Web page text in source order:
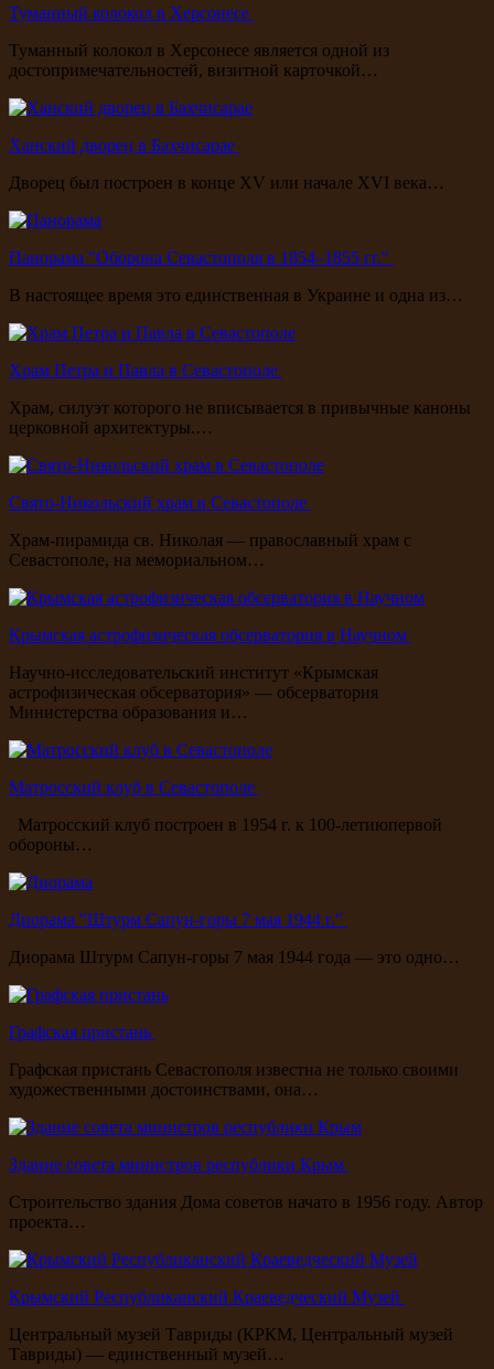
Туманный колокол в Херсонесе
Туманный колокол в Херсонесе является одной из
достопримечательностей, визитной карточкой…
Ханский дворец в Бахчисарае
Дворец был построен в конце XV или начале XVI века…
Панорама "Оборона Севастополя в 1854–1855 гг."
В настоящее время это единственная в Украине и одна из…
Храм Петра и Павла в Севастополе
Храм, силуэт которого не вписывается в привычные каноны
церковной архитектуры.…
Свято-Никольский храм в Севастополе
Храм-пирамида св. Николая — православный храм с
Севастополе, на мемориальном…
Крымская астрофизическая обсерватория в Научном
Научно-исследовательский институт «Крымская
астрофизическая обсерватория» — обсерватория
Министерства образования и…
Матросский клуб в Севастополе
Матросский клуб построен в 1954 г. к 100-летиюпервой
обороны…
Диорама "Штурм Сапун-горы 7 мая 1944 г."
Диорама Штурм Сапун-горы 7 мая 1944 года — это одно…
Графская пристань
Графская пристань Севастополя известна не только своими
художественными достоинствами, она…
Здание совета министров республики Крым
Строительство здания Дома советов начато в 1956 году. Автор
проекта…
Крымский Республиканский Краеведческий Музей
Центральный музей Тавриды (КРКМ, Центральный музей
Тавриды) — единственный музей…